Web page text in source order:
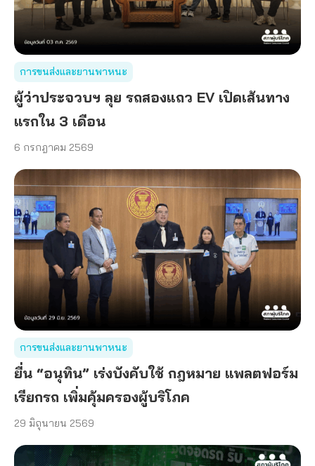
การขนส่งและยานพาหนะ
ผู้ว่าประจวบฯ ลุย รถสองแถว EV เปิดเส้นทาง
แรกใน 3 เดือน
6 กรกฎาคม 2569
การขนส่งและยานพาหนะ
ยื่น “อนุทิน” เร่งบังคับใช้ กฎหมาย แพลตฟอร์ม
เรียกรถ เพิ่มคุ้มครองผู้บริโภค
29 มิถุนายน 2569